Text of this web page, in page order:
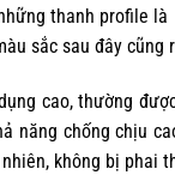
thanh profile
sắc sau đây
cao, thường
năng chống chịu
không bị phai